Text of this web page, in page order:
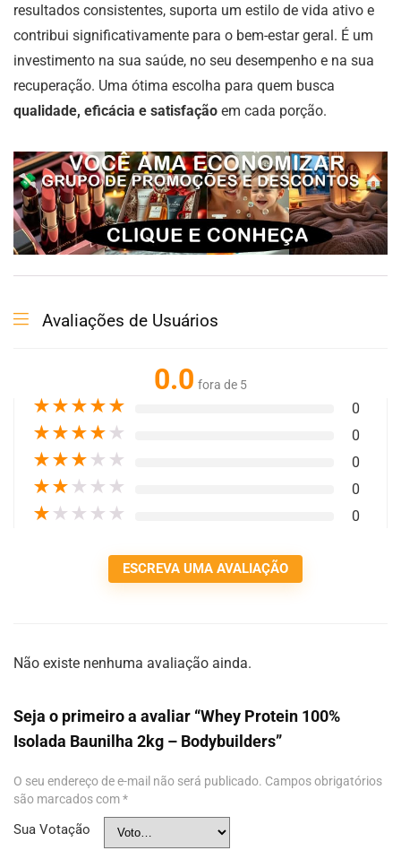
resultados consistentes, suporta um estilo de vida ativo e
contribui significativamente para o bem-estar geral. É um
investimento na sua saúde, no seu desempenho e na sua
recuperação. Uma ótima escolha para quem busca
qualidade, eficácia e satisfação em cada porção.
Avaliações de Usuários
0.0 fora de 5
★★★★★ 0
★★★★ ★ 0
★★★ ★ ★ 0
★★ ★ ★ ★ 0
★ ★ ★ ★ ★ 0
ESCREVA UMA AVALIAÇÃO
Não existe nenhuma avaliação ainda.
Seja o primeiro a avaliar “Whey Protein 100%
Isolada Baunilha 2kg – Bodybuilders”
O seu endereço de e-mail não será publicado. Campos obrigatórios
são marcados com*
Sua Votação